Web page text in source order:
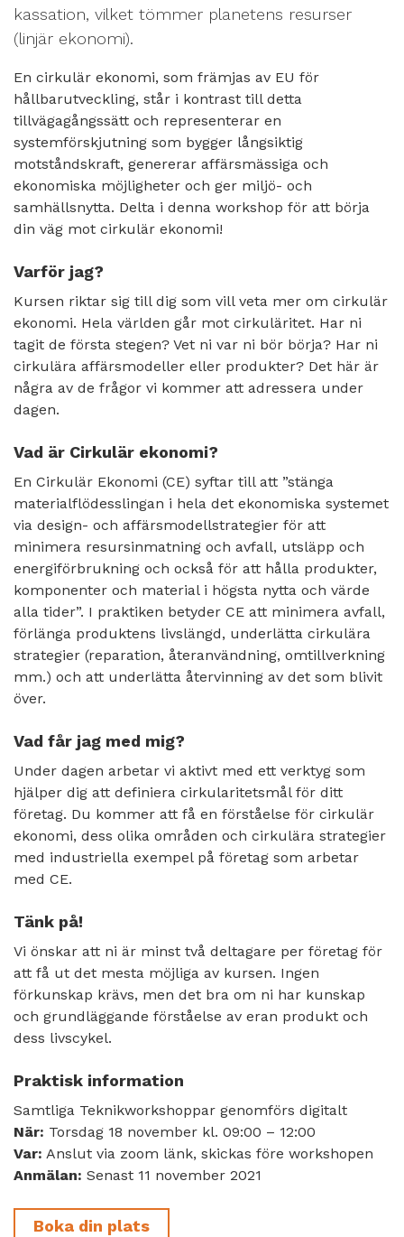
kassation, vilket tömmer planetens resurser
(linjär ekonomi).
En cirkulär ekonomi, som främjas av EU för
hållbarutveckling, står i kontrast till detta
tillvägagångssätt och representerar en
systemförskjutning som bygger långsiktig
motståndskraft, genererar affärsmässiga och
ekonomiska möjligheter och ger miljö- och
samhällsnytta. Delta i denna workshop för att börja
din väg mot cirkulär ekonomi!
Varför jag?
Kursen riktar sig till dig som vill veta mer om cirkulär
ekonomi. Hela världen går mot cirkuläritet. Har ni
tagit de första stegen? Vet ni var ni bör börja? Har ni
cirkulära affärsmodeller eller produkter? Det här är
några av de frågor vi kommer att adressera under
dagen.
Vad är Cirkulär ekonomi?
En Cirkulär Ekonomi (CE) syftar till att ”stänga
materialflödesslingan i hela det ekonomiska systemet
via design- och affärsmodellstrategier för att
minimera resursinmatning och avfall, utsläpp och
energiförbrukning och också för att hålla produkter,
komponenter och material i högsta nytta och värde
alla tider”. I praktiken betyder CE att minimera avfall,
förlänga produktens livslängd, underlätta cirkulära
strategier (reparation, återanvändning, omtillverkning
mm.) och att underlätta återvinning av det som blivit
över.
Vad får jag med mig?
Under dagen arbetar vi aktivt med ett verktyg som
hjälper dig att definiera cirkularitetsmål för ditt
företag. Du kommer att få en förståelse för cirkulär
ekonomi, dess olika områden och cirkulära strategier
med industriella exempel på företag som arbetar
med CE.
Tänk på!
Vi önskar att ni är minst två deltagare per företag för
att få ut det mesta möjliga av kursen. Ingen
förkunskap krävs, men det bra om ni har kunskap
och grundläggande förståelse av eran produkt och
dess livscykel.
Praktisk information
Samtliga Teknikworkshoppar genomförs digitalt
När: Torsdag 18 november kl. 09:00 – 12:00
Var: Anslut via zoom länk, skickas före workshopen
Anmälan: Senast 11 november 2021
Boka din plats